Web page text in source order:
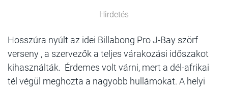
Hirdetés
Hosszúra nyúlt az idei Billabong Pro J-Bay szörf
verseny , a szervezők a teljes várakozási időszakot
kihasználták. Érdemes volt várni, mert a dél-afrikai
tél végül meghozta a nagyobb hullámokat. A helyi